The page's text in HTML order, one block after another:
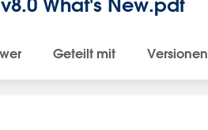
Geteilt mit Versionen